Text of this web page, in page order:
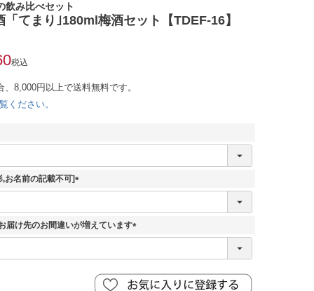
飲み比べセット
「てまり｣180ml梅酒セット【TDEF-16】
税込
8,000円以上で送料無料です。
ください。
お名前の記載不可]
(
須
)
届け先のお間違いが増えています
(